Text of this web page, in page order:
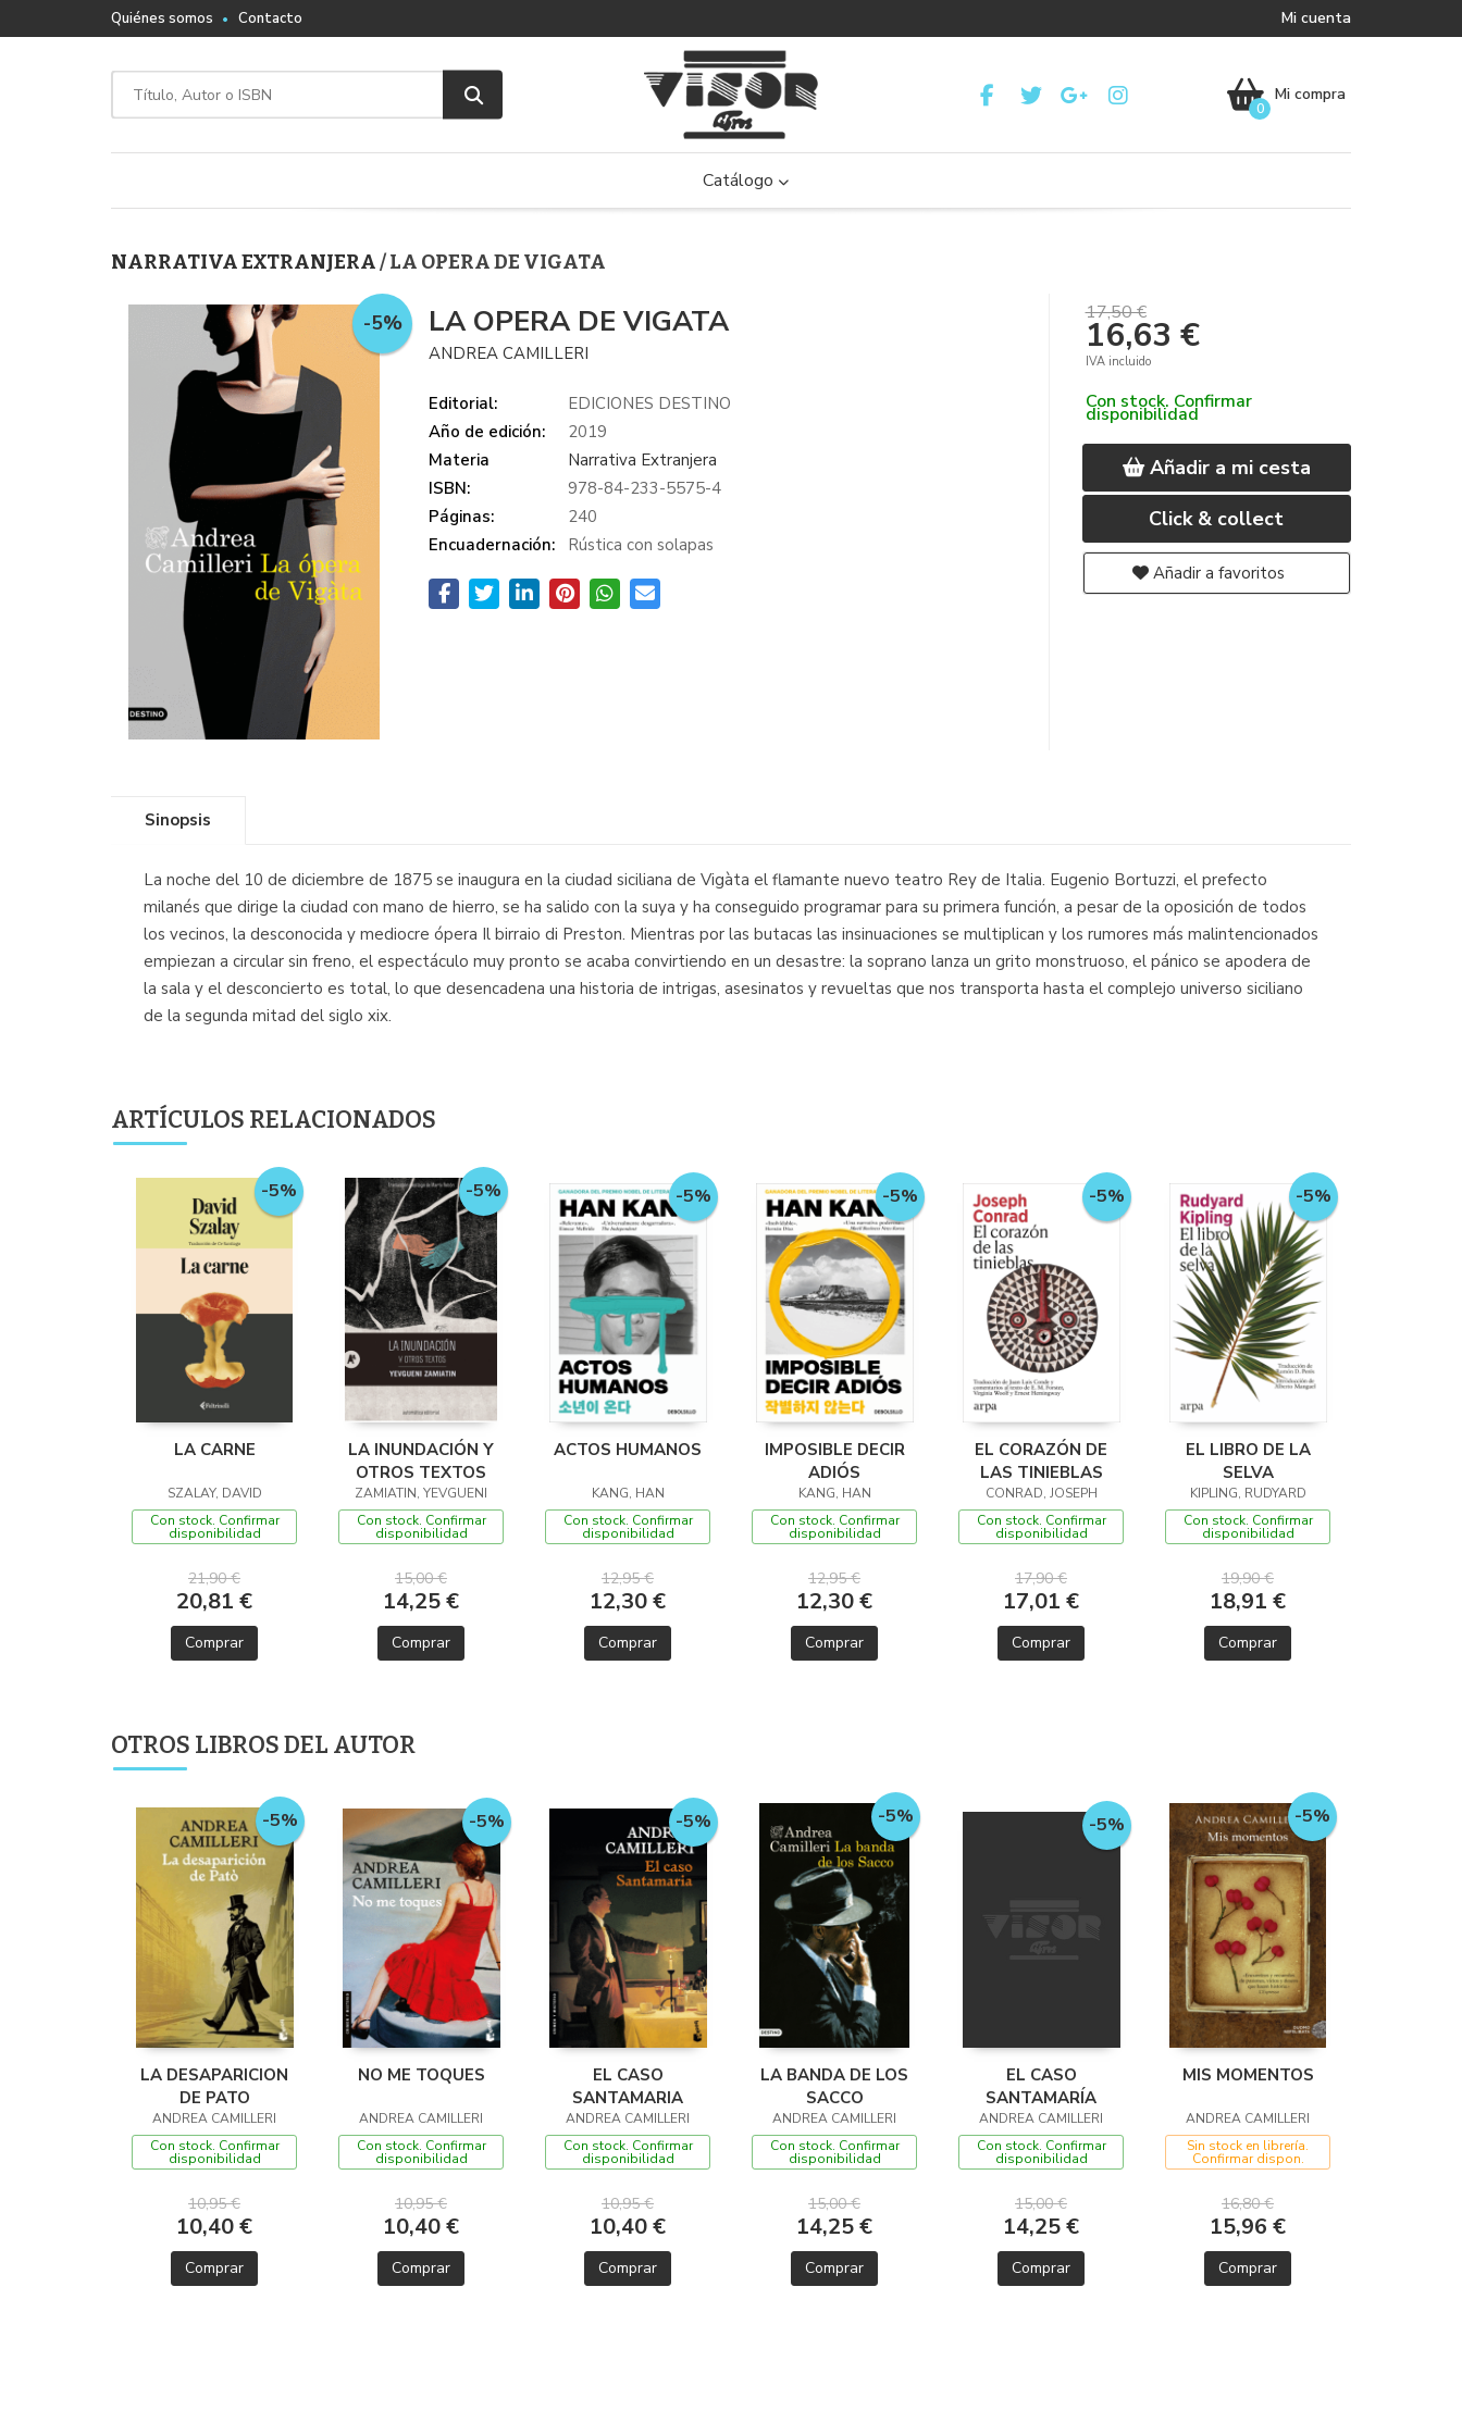
Mi cuenta
Quiénes somos Contacto
Mi compra
0
Catálogo
NARRATIVA EXTRANJERA/ LA OPERA DE VIGATA
-5% LA OPERA DE VIGATA
ANDREA CAMILLERI
Editorial:
EDICIONES DESTINO
Año de edición:
2019
Materia
Narrativa Extranjera
ISBN:
978-84-233-5575-4
Páginas:
240
Encuadernación:
Rústica con solapas
17,50 €
16,63 €
IVA incluido
Con stock. Confirmar
disponibilidad
Añadir a mi cesta
Click & collect
Añadir a favoritos
Sinopsis
La noche del 10 de diciembre de 1875 se inaugura en la ciudad siciliana de Vigàta el flamante nuevo teatro Rey de Italia. Eugenio Bortuzzi, el prefecto
milanés que dirige la ciudad con mano de hierro, se ha salido con la suya y ha conseguido programar para su primera función, a pesar de la oposición de todos
los vecinos, la desconocida y mediocre ópera Il birraio di Preston. Mientras por las butacas las insinuaciones se multiplican y los rumores más malintencionados
empiezan a circular sin freno, el espectáculo muy pronto se acaba convirtiendo en un desastre: la soprano lanza un grito monstruoso, el pánico se apodera de
la sala y el desconcierto es total, lo que desencadena una historia de intrigas, asesinatos y revueltas que nos transporta hasta el complejo universo siciliano
de la segunda mitad del siglo xix.
ARTÍCULOS RELACIONADOS
-5%
LA CARNE
SZALAY, DAVID
Con stock. Confirmar
disponibilidad
21,90 €
20,81 €
Comprar
-5%
LA INUNDACIÓN Y
OTROS TEXTOS
ZAMIATIN, YEVGUENI
Con stock. Confirmar
disponibilidad
15,00 €
14,25 €
Comprar
-5%
ACTOS HUMANOS
KANG, HAN
Con stock. Confirmar
disponibilidad
12,95 €
12,30 €
Comprar
-5%
IMPOSIBLE DECIR
ADIÓS
KANG, HAN
Con stock. Confirmar
disponibilidad
12,95 €
12,30 €
Comprar
-5%
EL CORAZÓN DE
LAS TINIEBLAS
CONRAD, JOSEPH
Con stock. Confirmar
disponibilidad
17,90 €
17,01 €
Comprar
-5%
EL LIBRO DE LA
SELVA
KIPLING, RUDYARD
Con stock. Confirmar
disponibilidad
19,90 €
18,91 €
Comprar
OTROS LIBROS DEL AUTOR
-5%
LA DESAPARICION
DE PATO
ANDREA CAMILLERI
Con stock. Confirmar
disponibilidad
10,95 €
10,40 €
Comprar
-5%
NO ME TOQUES
ANDREA CAMILLERI
Con stock. Confirmar
disponibilidad
10,95 €
10,40 €
Comprar
-5%
EL CASO
SANTAMARIA
ANDREA CAMILLERI
Con stock. Confirmar
disponibilidad
10,95 €
10,40 €
Comprar
-5%
LA BANDA DE LOS
SACCO
ANDREA CAMILLERI
Con stock. Confirmar
disponibilidad
15,00 €
14,25 €
Comprar
-5%
EL CASO
SANTAMARÍA
ANDREA CAMILLERI
Con stock. Confirmar
disponibilidad
15,00 €
14,25 €
Comprar
-5%
MIS MOMENTOS
ANDREA CAMILLERI
Sin stock en librería.
Confirmar dispon.
16,80 €
15,96 €
Comprar